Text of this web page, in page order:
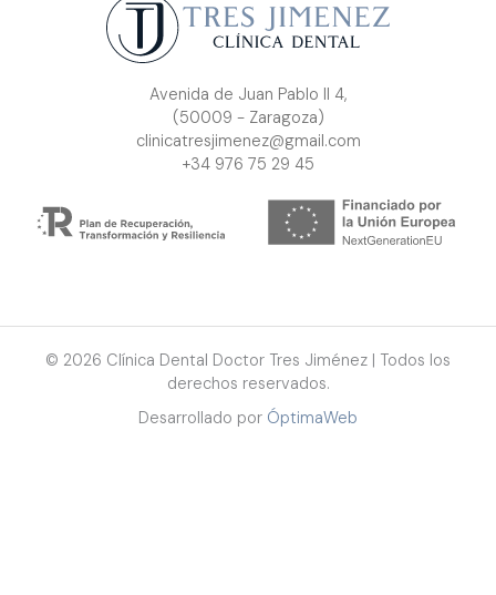
Avenida de Juan Pablo II 4,
(50009 - Zaragoza)
clinicatresjimenez@gmail.com
+34 976 75 29 45
© 2026 Clínica Dental Doctor Tres Jiménez | Todos los
derechos reservados.
Desarrollado por ÓptimaWeb